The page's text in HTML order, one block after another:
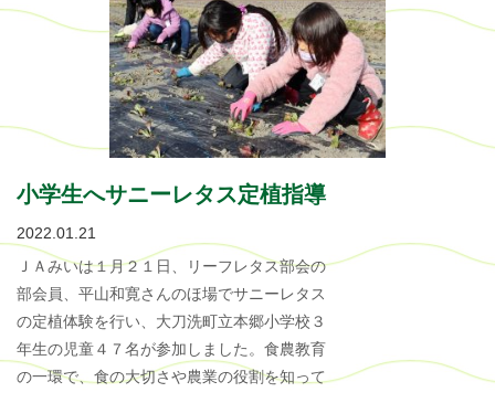
小学生へサニーレタス定植指導
2022.01.21
ＪＡみいは１月２１日、リーフレタス部会の
部会員、平山和寛さんのほ場でサニーレタス
の定植体験を行い、大刀洗町立本郷小学校３
年生の児童４７名が参加しました。食農教育
の一環で、食の大切さや農業の役割を知って